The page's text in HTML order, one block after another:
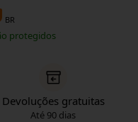
BR
protegidos
Devoluções gratuitas
Até 90 dias